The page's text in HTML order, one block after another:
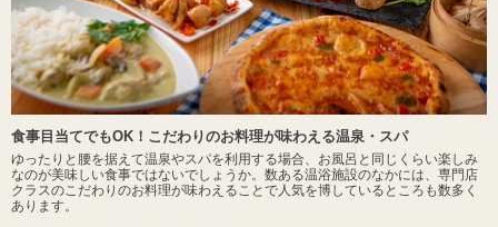
食事目当てでもOK！こだわりのお料理が味わえる温泉・スパ
ゆったりと腰を据えて温泉やスパを利用する場合、お風呂と同じくらい楽しみ
なのが美味しい食事ではないでしょうか。数ある温浴施設のなかには、専門店
クラスのこだわりのお料理が味わえることで人気を博しているところも数多く
あります。